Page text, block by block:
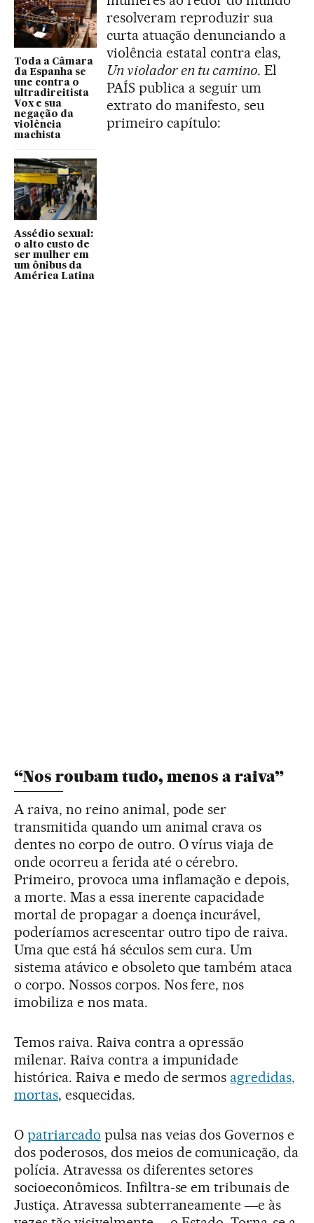
Toda a Câmara
da Espanha se
une contra o
ultradireitista
Vox e sua
negação da
violência
machista
Assédio sexual:
o alto custo de
ser mulher em
um ônibus da
América Latina
resolveram reproduzir sua
curta atuação denunciando a
violência estatal contra elas,
Un violador en tu camino. El
PAÍS publica a seguir um
extrato do manifesto, seu
primeiro capítulo:
“Nos roubam tudo, menos a raiva”
A raiva, no reino animal, pode ser
transmitida quando um animal crava os
dentes no corpo de outro. O vírus viaja de
onde ocorreu a ferida até o cérebro.
Primeiro, provoca uma inflamação e depois,
a morte. Mas a essa inerente capacidade
mortal de propagar a doença incurável,
poderíamos acrescentar outro tipo de raiva.
Uma que está há séculos sem cura. Um
sistema atávico e obsoleto que também ataca
o corpo. Nossos corpos. Nos fere, nos
imobiliza e nos mata.
Temos raiva. Raiva contra a opressão
milenar. Raiva contra a impunidade
histórica. Raiva e medo de sermos agredidas,
mortas, esquecidas.
O patriarcado pulsa nas veias dos Governos e
dos poderosos, dos meios de comunicação, da
polícia. Atravessa os diferentes setores
socioeconômicos. Infiltra-se em tribunais de
Justiça. Atravessa subterraneamente ―e às